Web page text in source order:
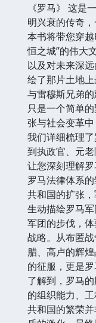
《罗马》 这是
明兴衰的传奇
本书将带您穿
恒之城”的伟大
以及对未来深
绘了那片土地
与雷穆斯兄弟
只是一个简单
张与社会变革中
我们详细梳理
到执政官、元
让您深刻理解
罗马法律体系
共和国的扩张
生动描绘罗马
军团的步伐，
战略。从布匿
腊、高卢的辉
的征服，更是
了解到，罗马
的组织能力、
共和国的繁荣